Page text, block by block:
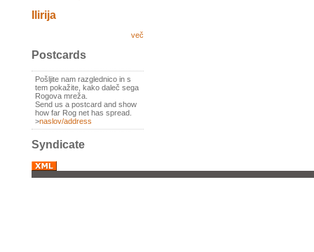
Ilirija
več
Postcards
Pošljite nam razglednico in s
tem pokažite, kako daleč sega
Rogova mreža.
Send us a postcard and show
how far Rog net has spread.
>naslov/address
Syndicate